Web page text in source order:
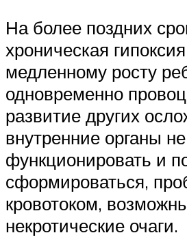
На более поздних
хроническая
медленному росту
одновременно
развитие других
внутренние органы
функционировать и
сформироваться,
кровотоком,
некротические очаги.